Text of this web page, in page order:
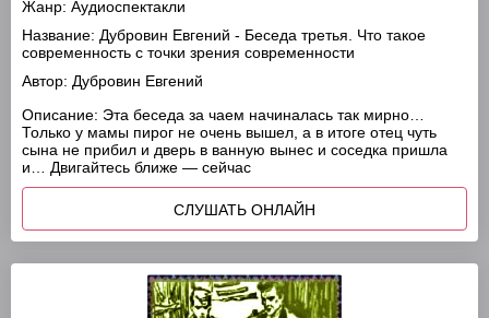
Жанр: Аудиоспектакли
Название: Дубровин Евгений - Беседа третья. Что такое
современность с точки зрения современности
Автор: Дубровин Евгений
Описание: Эта беседа за чаем начиналась так мирно…
Только у мамы пирог не очень вышел, а в итоге отец чуть
сына не прибил и дверь в ванную вынес и соседка пришла
и… Двигайтесь ближе — сейчас
СЛУШАТЬ ОНЛАЙН